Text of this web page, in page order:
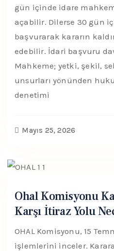
gün içinde idare
açabilir. Dilerse 30 gün
başvurarak kararın
edebilir. İdari başvuru
Mahkeme; yetki, şekil,
unsurları yönünden
denetimi
Mayıs 25, 2026
Ohal Komisyonu
Karşı İtiraz Yolu
OHAL Komisyonu, 15
işlemlerini inceler.